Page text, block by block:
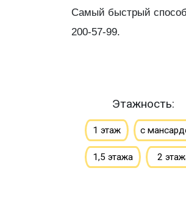
Самый быстрый
200-57-99.
Этажность:
1 этаж с
1,5 этажа 2